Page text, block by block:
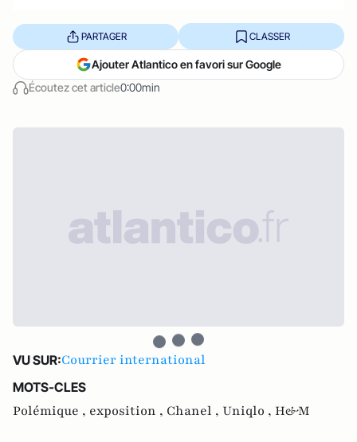
Écoutez cet article0:00min
PARTAGER CLASSER
Ajouter Atlantico en favori sur Google
VU SUR:Courrier international
MOTS-CLES
Polémique , exposition , Chanel , Uniqlo , H&M